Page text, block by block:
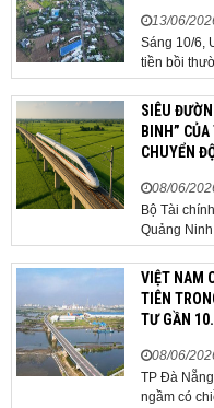
13/06/
Sáng 10/6,
tiền bồi
cho 106 hộ
thực hiện
địa bàn
SIÊU
BINH”
CHUYỂN
08/06/
Bộ Tài
Quảng
thực hiện
tuyến đi
triển khai.
VIỆT NAM
TIÊN
TƯ GẦN
08/06/
TP Đà
ngầm có